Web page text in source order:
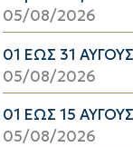
05/08/2026
01 ΕΩΣ 31
05/08/2026
01 ΕΩΣ 15
05/08/2026